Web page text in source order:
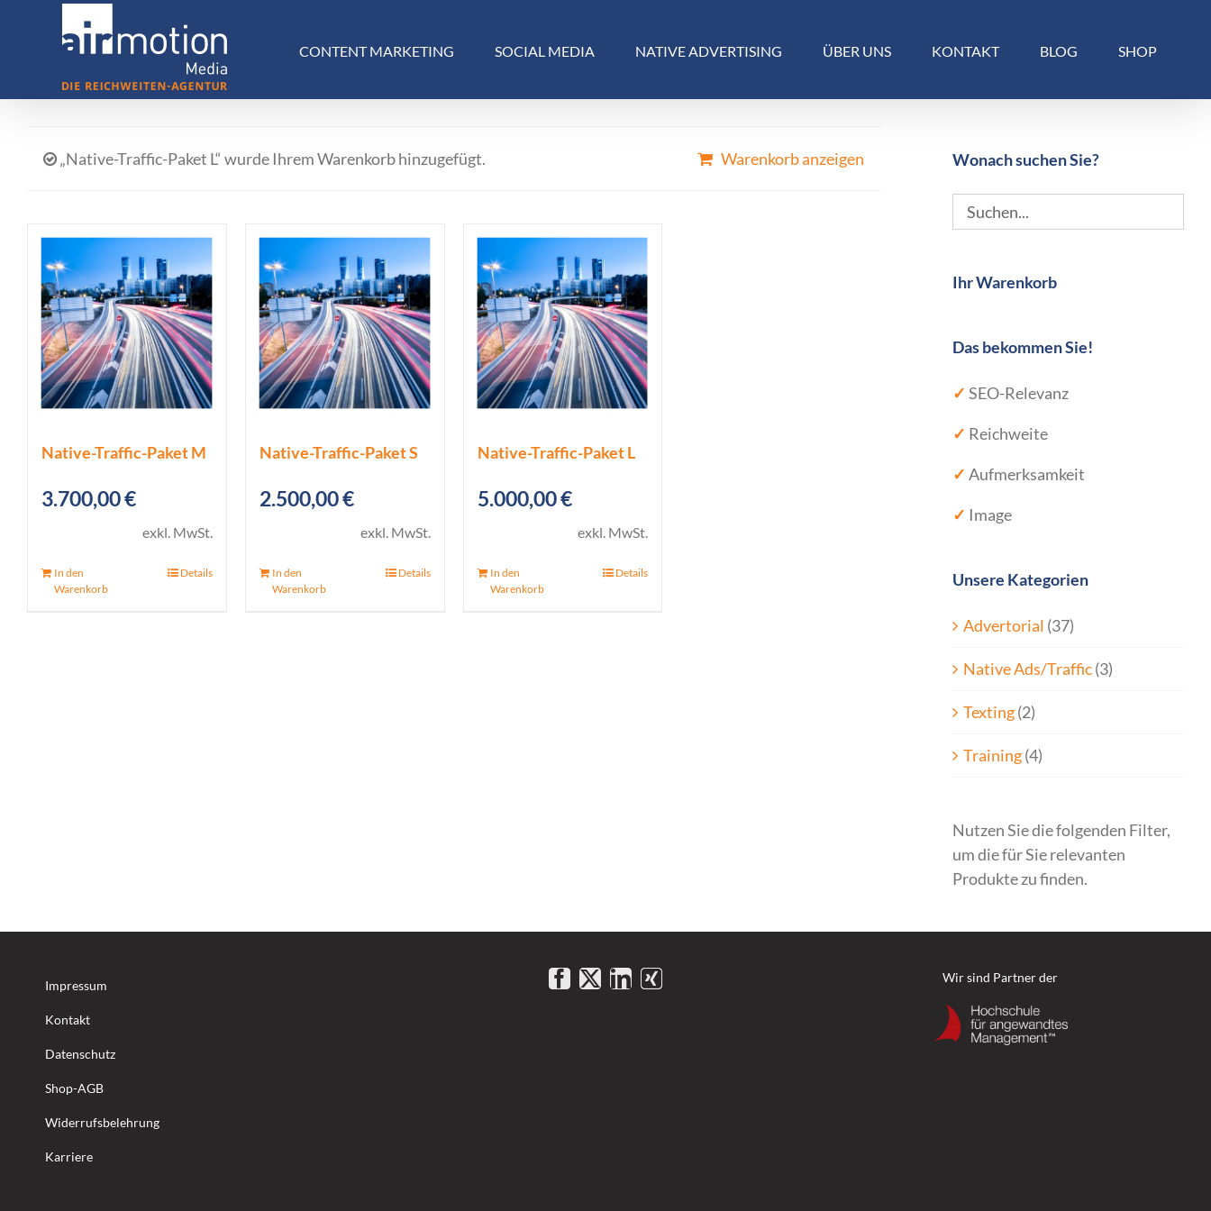
CONTENT MARKETING SOCIAL MEDIA NATIVE ADVERTISING ÜBER UNS KONTAKT BLOG SHOP
„Native-Traffic-Paket L“ wurde Ihrem Warenkorb hinzugefügt. Warenkorb anzeigen
Native-Traffic-Paket M
3.700,00€
exkl. MwSt.
In den
Warenkorb
Details
Native-Traffic-Paket S
2.500,00€
exkl. MwSt.
In den
Warenkorb
Details
Native-Traffic-Paket L
5.000,00€
exkl. MwSt.
In den
Warenkorb
Details
Wonach suchen Sie?
Ihr Warenkorb
Das bekommen Sie!
✓ SEO-Relevanz
✓ Reichweite
✓ Aufmerksamkeit
✓ Image
Unsere Kategorien
Advertorial (37)
Native Ads/Traffic(3)
Texting(2)
Training(4)
Nutzen Sie die folgenden Filter,
um die für Sie relevanten
Produkte zu finden.
Impressum
Kontakt
Datenschutz
Shop-AGB
Widerrufsbelehrung
Karriere
Wir sind Partner der